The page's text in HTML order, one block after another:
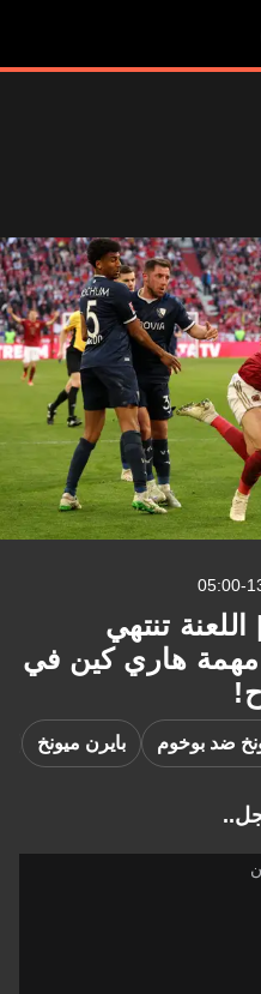
تنتهي
مهمة هاري كين في
ضد بوخوم بايرن ميونخ